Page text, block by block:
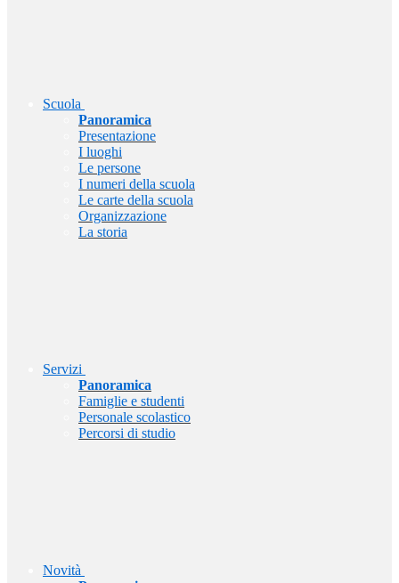
Scuola
Panoramica
Presentazione
I luoghi
Le persone
I numeri della scuola
Le carte della scuola
Organizzazione
La storia
Servizi
Panoramica
Famiglie e studenti
Personale scolastico
Percorsi di studio
Novità